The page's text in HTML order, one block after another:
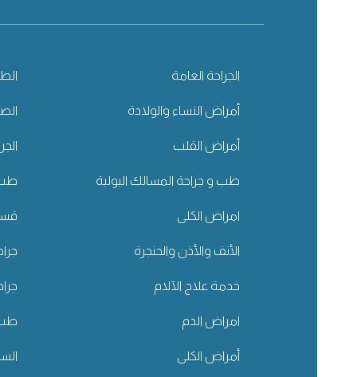
الجراحة العامة
أمراض النساء والولادة
أمراض القلب
طب و جراحة المسالك البولية طب
امراض الكلى
الأنف والأذن والحنجرة
خدمة علاج الآلام
امراض الدم طب
أمراض الكلى